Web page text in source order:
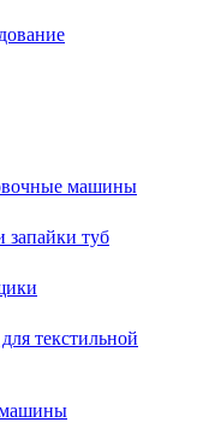
машины
туб
текстильной
машины